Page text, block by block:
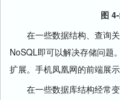
图
在一些数据结构、查询关
NoSQL即可以解决存储问题
扩展。手机凤凰网的前端展
在一些数据库结构经常变